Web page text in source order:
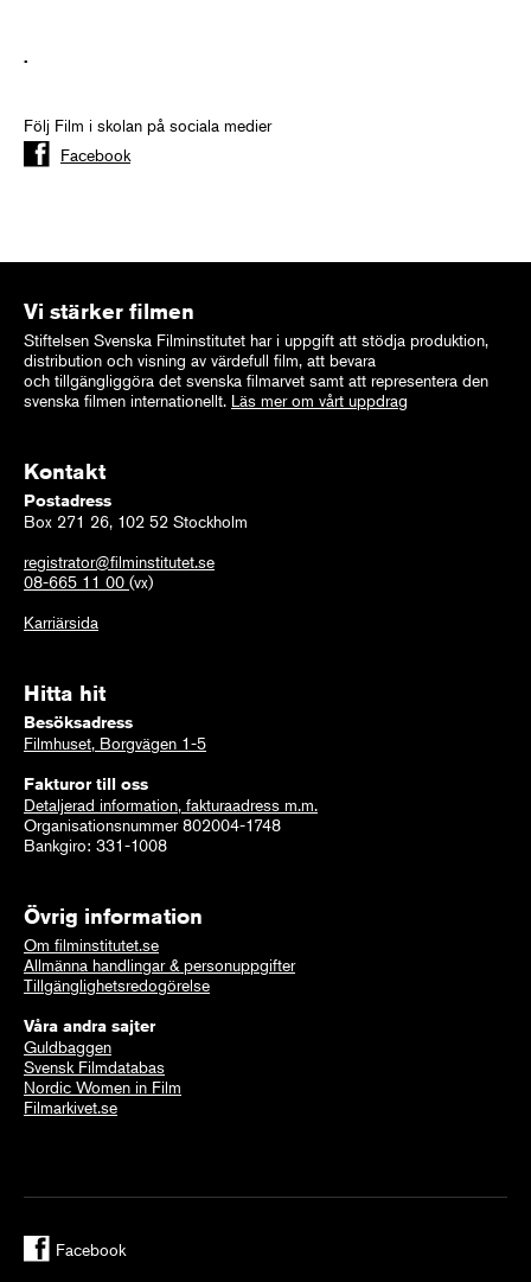
.
Följ Film i skolan på sociala medier
Facebook
Vi stärker filmen
Stiftelsen Svenska Filminstitutet har i uppgift att stödja produktion,
distribution och visning av värdefull film, att bevara
och tillgängliggöra det svenska filmarvet samt att representera den
svenska filmen internationellt. Läs mer om vårt uppdrag
Kontakt
Postadress
Box 271 26, 102 52 Stockholm
registrator@filminstitutet.se
08-665 11 00 (vx)
Karriärsida
Hitta hit
Besöksadress
Filmhuset, Borgvägen 1-5
Fakturor till oss
Detaljerad information, fakturaadress m.m.
Organisationsnummer 802004-1748
Bankgiro: 331-1008
Övrig information
Om filminstitutet.se
Allmänna handlingar & personuppgifter
Tillgänglighetsredogörelse
Våra andra sajter
Guldbaggen
Svensk Filmdatabas
Nordic Women in Film
Filmarkivet.se
Facebook